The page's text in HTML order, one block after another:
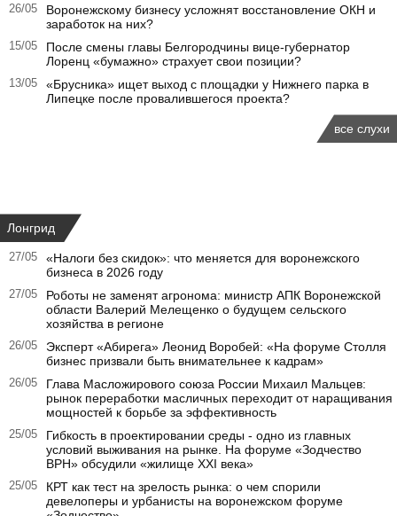
26/05
Воронежскому бизнесу усложнят восстановление ОКН и
заработок на них?
15/05
После смены главы Белгородчины вице-губернатор
Лоренц «бумажно» страхует свои позиции?
13/05
«Брусника» ищет выход с площадки у Нижнего парка в
Липецке после провалившегося проекта?
все слухи
Лонгрид
27/05
«Налоги без скидок»: что меняется для воронежского
бизнеса в 2026 году
27/05
Роботы не заменят агронома: министр АПК Воронежской
области Валерий Мелещенко о будущем сельского
хозяйства в регионе
26/05
Эксперт «Абирега» Леонид Воробей: «На форуме Столля
бизнес призвали быть внимательнее к кадрам»
26/05
Глава Масложирового союза России Михаил Мальцев:
рынок переработки масличных переходит от наращивания
мощностей к борьбе за эффективность
25/05
Гибкость в проектировании среды - одно из главных
условий выживания на рынке. На форуме «Зодчество
ВРН» обсудили «жилище XXI века»
25/05
КРТ как тест на зрелость рынка: о чем спорили
девелоперы и урбанисты на воронежском форуме